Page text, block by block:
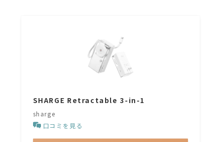
SHARGE Retractable 3-in-1
sharge
口コミを見る